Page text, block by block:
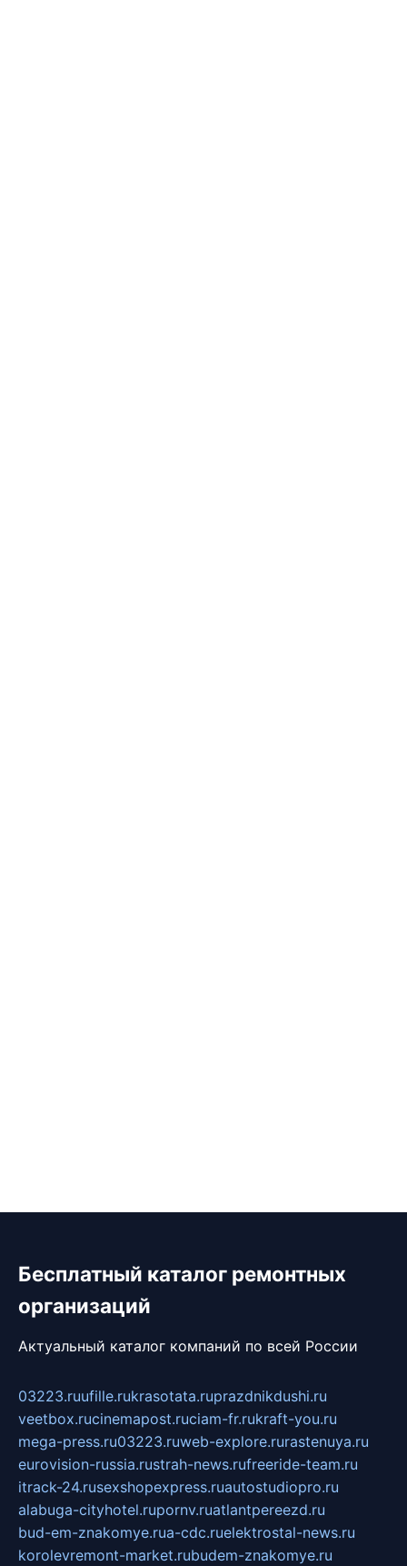
Бесплатный каталог ремонтных
организаций
Актуальный каталог компаний по всей России
03223.ruufille.rukrasotata.ruprazdnikdushi.ru
veetbox.rucinemapost.ruciam-fr.rukraft-you.ru
mega-press.ru03223.ruweb-explore.rurastenuya.ru
eurovision-russia.rustrah-news.rufreeride-team.ru
itrack-24.rusexshopexpress.ruautostudiopro.ru
alabuga-cityhotel.rupornv.ruatlantpereezd.ru
bud-em-znakomye.rua-cdc.ruelektrostal-news.ru
korolevremont-market.rubudem-znakomye.ru